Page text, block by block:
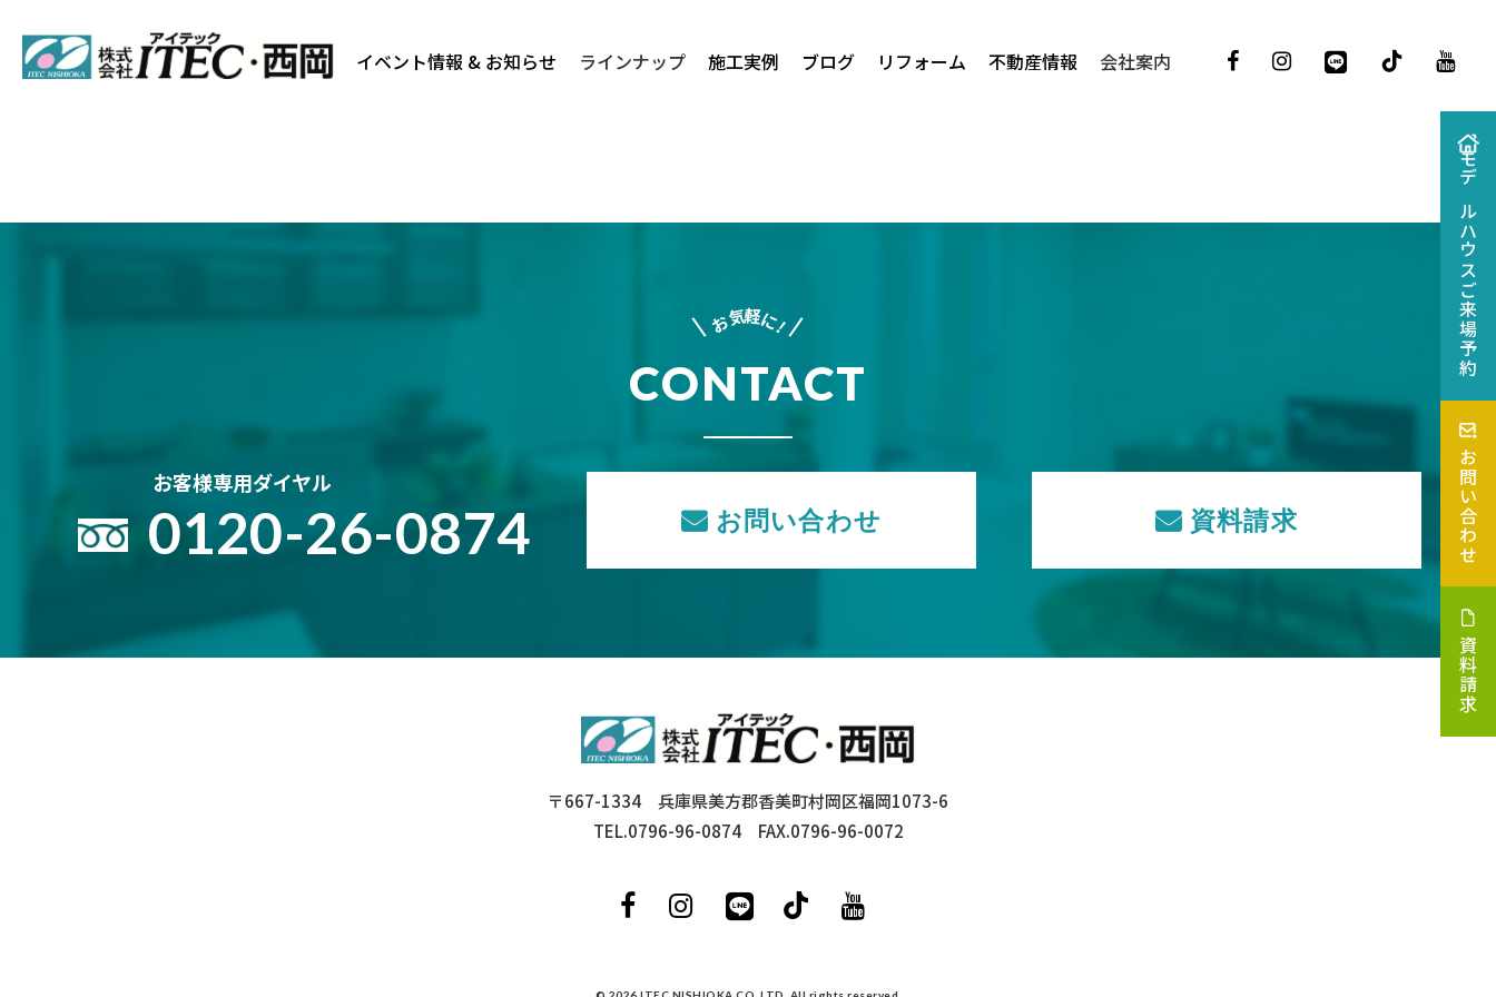
イベント情報 & お知らせ ラインナップ 施工実例 ブログ リフォーム 不動産情報 会社案内
お気軽に!
CONTACT
お客様専用ダイヤル
0120-26-0874 お問い合わせ 資料請求
〒667-1334 兵庫県美方郡香美町村岡区福岡1073-6
TEL.0796-96-0874 FAX.0796-96-0072
モデルハウス
ご来場予約
お問い合わせ
資料請求